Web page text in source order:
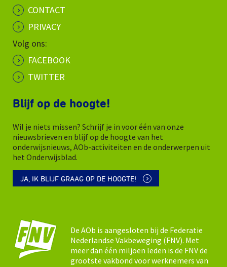
CONTACT
PRIVACY
Volg ons:
FACEBOOK
TWITTER
Blijf op de hoogte!
Wil je niets missen? Schrijf je in voor één van onze
nieuwsbrieven en blijf op de hoogte van het
onderwijsnieuws, AOb-activiteiten en de onderwerpen uit
het Onderwijsblad.
JA, IK BLIJF GRAAG OP DE HOOGTE!
De AOb is aangesloten bij de Federatie
Nederlandse Vakbeweging (FNV). Met
meer dan één miljoen leden is de FNV de
grootste vakbond voor werknemers van